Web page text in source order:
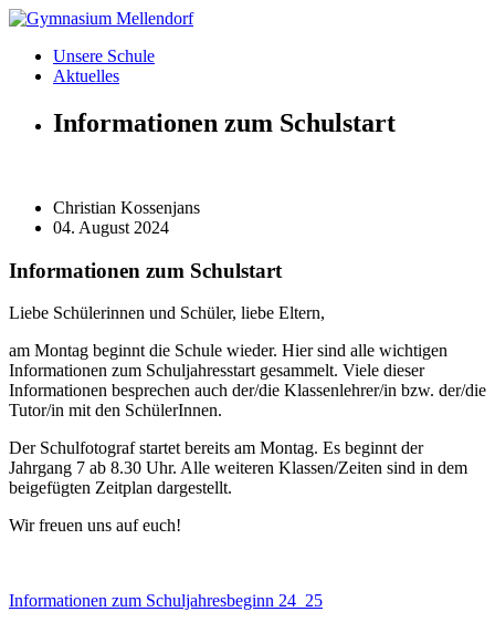
Zum
wechselnUnsere Schule
Aktuelles
Informationen zum Schulstart
Christian Kossenjans
04. August 2024
Informationen zum Schulstart
Liebe Schülerinnen und Schüler, liebe Eltern,
am Montag beginnt die Schule wieder. Hier sind alle wichtigen
Informationen zum Schuljahresstart gesammelt. Viele dieser
Informationen besprechen auch der/die Klassenlehrer/in bzw. der/die
Tutor/in mit den SchülerInnen.
Der Schulfotograf startet bereits am Montag. Es beginnt der
Jahrgang 7 ab 8.30 Uhr. Alle weiteren Klassen/Zeiten sind in dem
beigefügten Zeitplan dargestellt.
Wir freuen uns auf euch!
Informationen zum Schuljahresbeginn 24_25